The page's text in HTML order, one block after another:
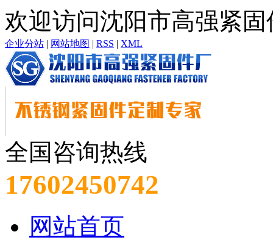
欢迎访问沈阳市高强紧
企业分站 | 网站地图 | RSS | XML
全国咨询热线
17602450742
网站首页